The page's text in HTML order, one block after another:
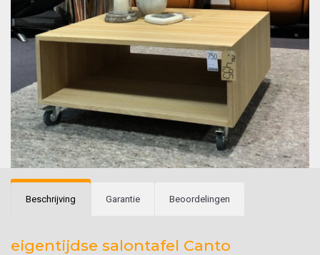
Beschrijving Garantie Beoordelingen
eigentijdse salontafel Canto